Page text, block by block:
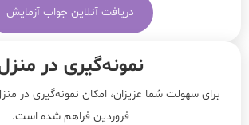
دریافت آنلاین جواب آزمایش
نمونه‌‌گیری در
برای سهولت شما عزیزان، امکان نمونه‌گیری در
فروردین فراهم شده است.